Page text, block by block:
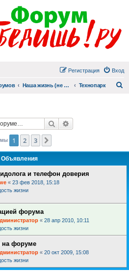
Вход
Регистрация
Наша жизнь (не всё же о суициде!) Технопарк
Поиск
1 2 3
Объявления
и телефон доверия
« 23 фев 2018, 15:18
жизни
форума
« 28 апр 2010, 10:11
жизни
на форуме
« 20 окт 2009, 15:08
жизни